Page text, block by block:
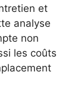
et
analyse
non
les coûts